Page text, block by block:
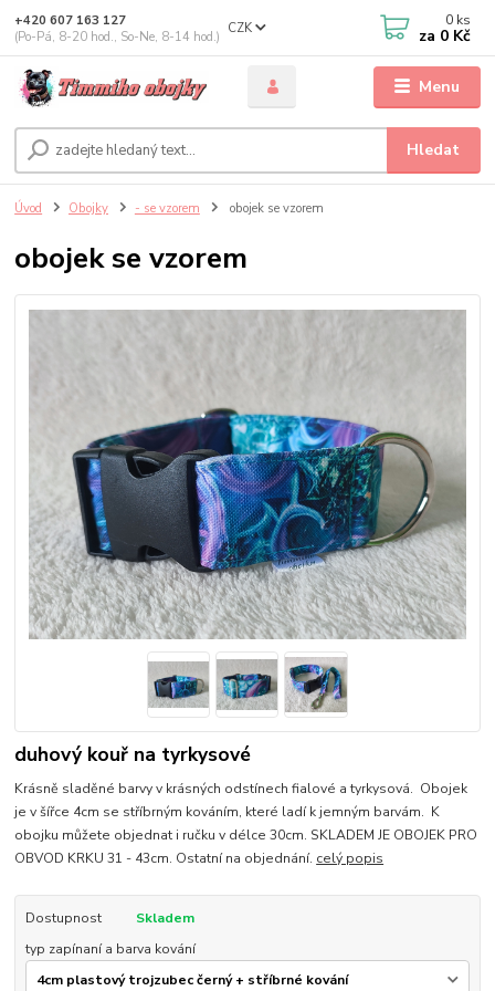
Menu
CZK
Hledat
+420 607 163 127
(Po-Pá, 8-20 hod., So-Ne, 8-14 hod.)
0 ks
za 0 Kč
Úvod Obojky - se vzorem obojek se vzorem
obojek se vzorem
duhový kouř na tyrkysové
Krásně sladěné barvy v krásných odstínech fialové a tyrkysová. Obojek
je v šířce 4cm se stříbrným kováním, které ladí k jemným barvám. K
obojku můžete objednat i ručku v délce 30cm. SKLADEM JE OBOJEK PRO
OBVOD KRKU 31 - 43cm. Ostatní na objednání. celý popis
Dostupnost
Skladem
typ zapínaní a barva kování